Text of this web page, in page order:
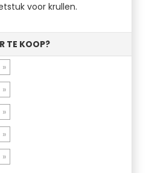
voor krullen.
TE KOOP?